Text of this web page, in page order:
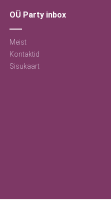
OÜ Party inbox
Meist
Kontaktid
Sisukaart